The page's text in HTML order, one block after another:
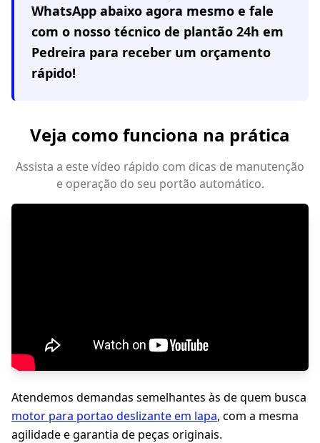
WhatsApp abaixo agora mesmo e fale
com o nosso técnico de plantão 24h em
Pedreira para receber um orçamento
rápido!
Veja como funciona na prática
Assista a este vídeo rápido com dicas de manutenção
e operação do seu portão automático.
Atendemos demandas semelhantes às de quem busca
motor para portao deslizante em lapa, com a mesma
agilidade e garantia de peças originais.